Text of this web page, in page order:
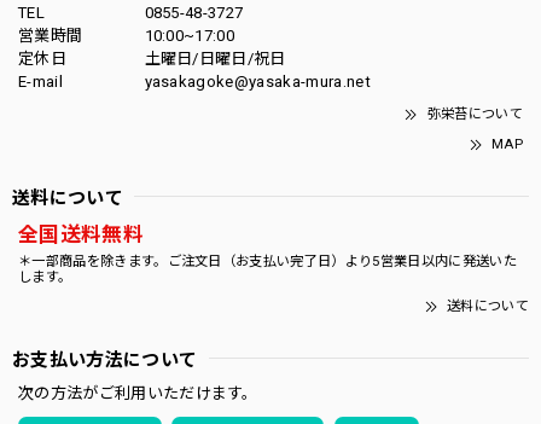
TEL
0855-48-3727
営業時間
10:00~17:00
定休日
土曜日/日曜日/祝日
E-mail
yasakagoke@yasaka-mura.net
弥栄苔について
MAP
送料について
全国送料無料
＊一部商品を除きます。ご注文日（お支払い完了日）より5営業日以内に発送いた
します。
送料について
お支払い方法について
次の方法がご利用いただけます。